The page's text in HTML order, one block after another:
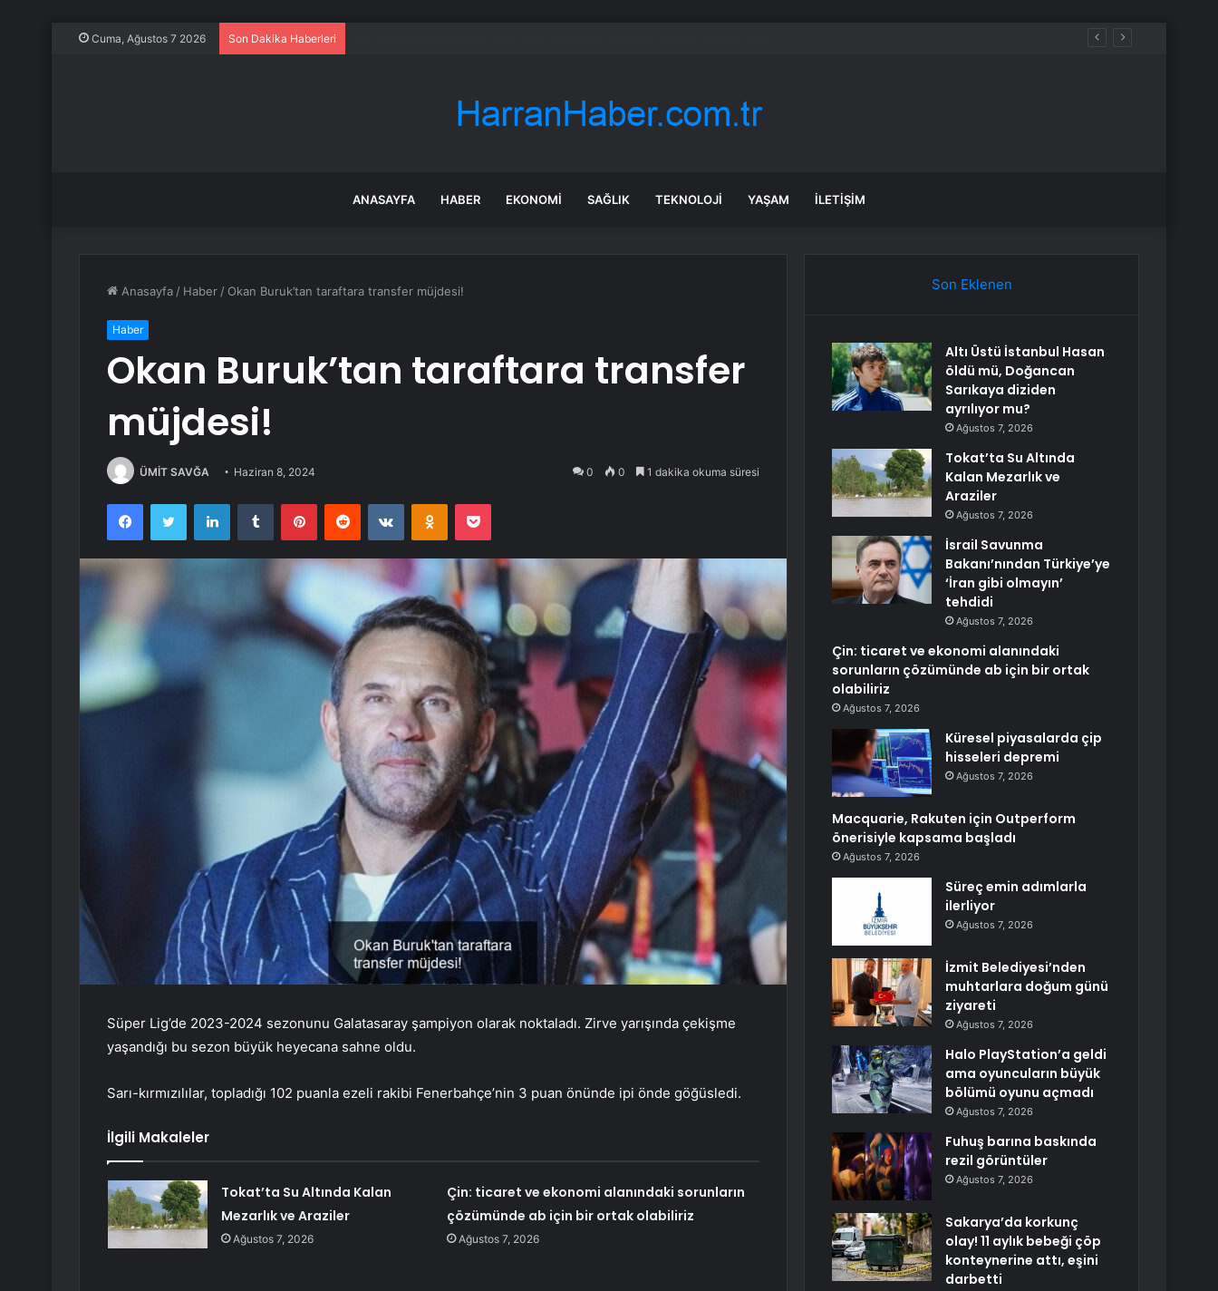
Cuma, Ağustos 7 2026 Son Dakika Haberleri
ANASAYFA HABER EKONOMI SAĞLIK TEKNOLOJI YAŞAM İLETIŞIM
Anasayfa / Haber / Okan Buruk’tan taraftara transfer müjdesi!
Haber
Okan Buruk’tan taraftara transfer
müjdesi!
ÜMİT SAVĞA Haziran 8, 2024 0 0 1 dakika okuma süresi
FacebookTwitter LinkedInTumblr PinterestReddit VKontakteOdnoklassniki
Pocket
Süper Lig’de 2023-2024 sezonunu Galatasaray şampiyon olarak noktaladı. Zirve yarışında çekişme
yaşandığı bu sezon büyük heyecana sahne oldu.
Sarı-kırmızılılar, topladığı 102 puanla ezeli rakibi Fenerbahçe’nin 3 puan önünde ipi önde göğüsledi.
İlgili Makaleler
Tokat’ta Su Altında Kalan
Mezarlık ve Araziler
Ağustos 7, 2026
Çin: ticaret ve ekonomi alanındaki sorunların
çözümünde ab için bir ortak olabiliriz
Ağustos 7, 2026
Son Eklenen
Altı Üstü İstanbul Hasan
öldü mü, Doğancan
Sarıkaya diziden
ayrılıyor mu?
Ağustos 7, 2026
Tokat’ta Su Altında
Kalan Mezarlık ve
Araziler
Ağustos 7, 2026
İsrail Savunma
Bakanı’nından Türkiye’ye
‘İran gibi olmayın’
tehdidi
Ağustos 7, 2026
Çin: ticaret ve ekonomi alanındaki
sorunların çözümünde ab için bir ortak
olabiliriz
Ağustos 7, 2026
Küresel piyasalarda çip
hisseleri depremi
Ağustos 7, 2026
Macquarie, Rakuten için Outperform
önerisiyle kapsama başladı
Ağustos 7, 2026
Süreç emin adımlarla
ilerliyor
Ağustos 7, 2026
İzmit Belediyesi’nden
muhtarlara doğum günü
ziyareti
Ağustos 7, 2026
Halo PlayStation’a geldi
ama oyuncuların büyük
bölümü oyunu açmadı
Ağustos 7, 2026
Fuhuş barına baskında
rezil görüntüler
Ağustos 7, 2026
Sakarya’da korkunç
olay! 11 aylık bebeği çöp
konteynerine attı, eşini
darbetti